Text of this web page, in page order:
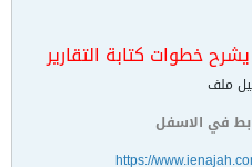
خطوات كتابة التقارير
في الاسفل
https://